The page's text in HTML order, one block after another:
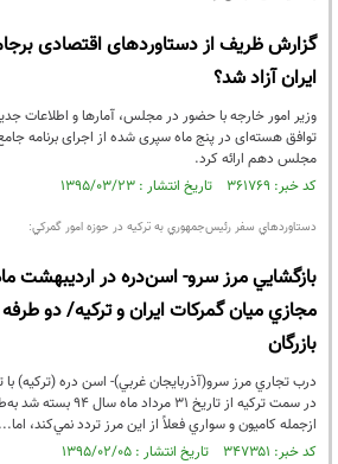
گزارش ظریف از دستاوردهای اقتصادی
ایران آزاد شد؟
وزیر امور خارجه با حضور در مجلس، آمارها و اطلاعات
توافق هسته‌ای در پنج ماه‌ سپری شده از اجرای برنامه
مجلس دهم ارائه کرد.
کد خبر: ۳۶۱۷۶۹ تاریخ انتشار : ۱۳۹۵/۰۳/۲۳
دستاوردهاي سفر رئيس‌جمهوري به تركيه در حوزه امور گمركي:
بازگشايي مرز سرو- اسن‌دره در ارديبهشت
مجازي ميان گمركات ايران و تركيه/ دو
بازرگان
درب تجاري مرز سرو(آذربايجان غربي)- اسن دره (تركيه) با
در سمت تركيه از تاريخ
ازجمله كاميون و سواري فعلاً از اين مرز تردد نمي‌كند، اما...
کد خبر: ۳۴۷۳۵۱ تاریخ انتشار : ۱۳۹۵/۰۲/۰۵